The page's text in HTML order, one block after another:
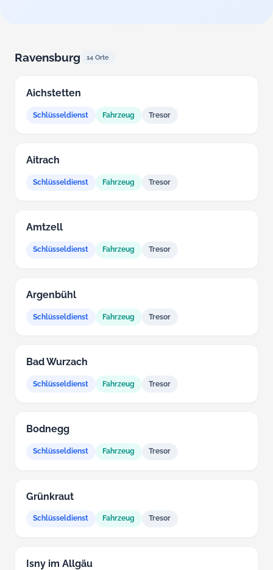
Ravensburg 14 Orte
Aichstetten
Schlüsseldienst Fahrzeug Tresor
Aitrach
Schlüsseldienst Fahrzeug Tresor
Amtzell
Schlüsseldienst Fahrzeug Tresor
Argenbühl
Schlüsseldienst Fahrzeug Tresor
Bad Wurzach
Schlüsseldienst Fahrzeug Tresor
Bodnegg
Schlüsseldienst Fahrzeug Tresor
Grünkraut
Schlüsseldienst Fahrzeug Tresor
Isny im Allgäu